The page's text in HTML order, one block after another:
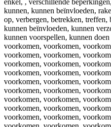
kunnen, kunnen beïnvloeden,
op, verbergen, betrekken, treffen,
kunnen beïnvloeden, kunnen
kunnen voorspellen, kunnen
voorkomen, voorkomen,
voorkomen, voorkomen,
voorkomen, voorkomen,
voorkomen, voorkomen,
voorkomen, voorkomen,
voorkomen, voorkomen,
voorkomen, voorkomen,
voorkomen, voorkomen,
voorkomen, voorkomen,